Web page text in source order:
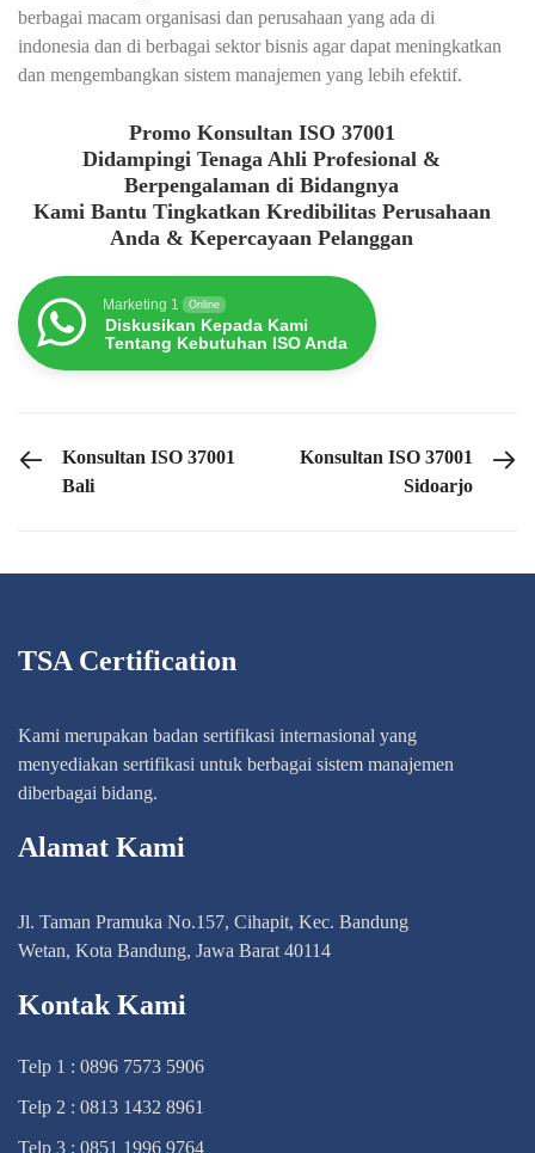
berbagai macam organisasi dan perusahaan yang ada di
indonesia dan di berbagai sektor bisnis agar dapat meningkatkan
dan mengembangkan sistem manajemen yang lebih efektif.
Promo Konsultan ISO 37001
Didampingi Tenaga Ahli Profesional &
Berpengalaman di Bidangnya
Kami Bantu Tingkatkan Kredibilitas Perusahaan
Anda & Kepercayaan Pelanggan
Marketing 1 Online
Diskusikan Kepada Kami
Tentang Kebutuhan ISO Anda
PREVIOUS POST
Konsultan ISO 37001
Bali
NEXT POST
Konsultan ISO 37001
Sidoarjo
TSA Certification
Kami merupakan badan sertifikasi internasional yang
menyediakan sertifikasi untuk berbagai sistem manajemen
diberbagai bidang.
Alamat Kami
Jl. Taman Pramuka No.157, Cihapit, Kec. Bandung
Wetan, Kota Bandung, Jawa Barat 40114
Kontak Kami
Telp 1 : 0896 7573 5906
Telp 2 : 0813 1432 8961
Telp 3 : 0851 1996 9764